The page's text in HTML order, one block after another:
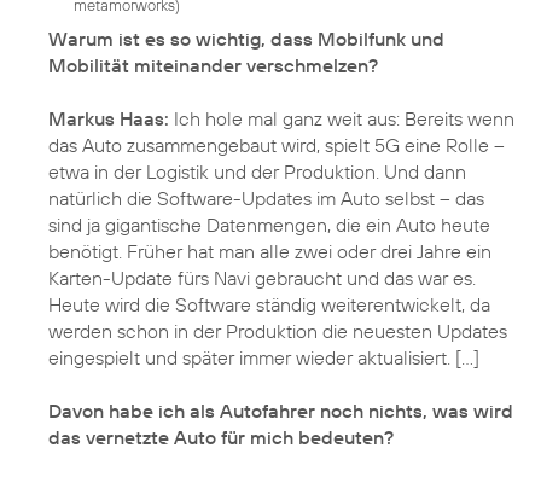
metamorworks)
Warum ist es so wichtig, dass Mobilfunk und
Mobilität miteinander verschmelzen?
Markus Haas: Ich hole mal ganz weit aus: Bereits wenn
das Auto zusammengebaut wird, spielt 5G eine Rolle –
etwa in der Logistik und der Produktion. Und dann
natürlich die Software-Updates im Auto selbst – das
sind ja gigantische Datenmengen, die ein Auto heute
benötigt. Früher hat man alle zwei oder drei Jahre ein
Karten-Update fürs Navi gebraucht und das war es.
Heute wird die Software ständig weiterentwickelt, da
werden schon in der Produktion die neuesten Updates
eingespielt und später immer wieder aktualisiert. [...]
Davon habe ich als Autofahrer noch nichts, was wird
das vernetzte Auto für mich bedeuten?